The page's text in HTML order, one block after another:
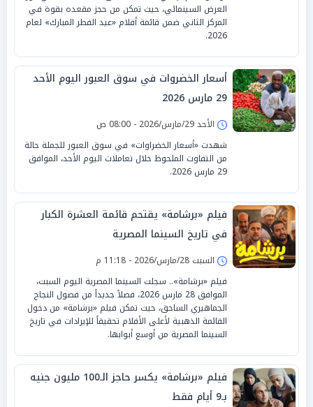
العرض السينمائي، حيث تمكن من حجز مقعده بقوة في
المركز الثاني ضمن قائمة أفلام «عيد الفطر المبارك» لعام
2026.
أسعار الخضروات في سوق العبور اليوم الأحد
29 مارس 2026
الأحد 29/مارس/2026 - 08:00 ص
شهدت «أسعار الخضراوات» في سوق العبور للجملة حالة
من التفاوت الملحوظ خلال تعاملات اليوم الأحد، الموافق
29 مارس 2026.
فيلم «برشامة» يقتحم قائمة العشرة الكبار
في تاريخ السينما المصرية
السبت 28/مارس/2026 - 11:18 م
فيلم «برشامة».. سجلت السينما المصرية اليوم السبت،
الموافق 28 مارس 2026، فصلاً جديداً من فصول النجاح
الجماهيري الساحق، حيث تمكن فيلم «برشامة» من دخول
القائمة الذهبية لأعلى الأفلام تحقيقاً للإيرادات في تاريخ
السينما المصرية من أوسع أبوابها.
فيلم «برشامة» يكسر حاجز الـ100 مليون جنيه
بـ9 أيام فقط